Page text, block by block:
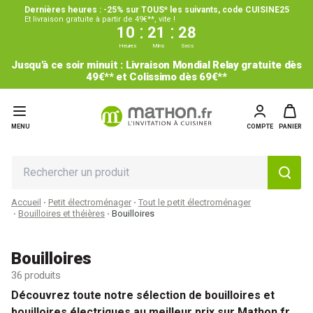
Dernières heures : -25% sur TOUS* les suivants, code CUISINE25
Et livraison gratuite à partir de 49€**, vite !
10 : 21 : 27
Heures Mins Secs
Jusqu'à ce soir minuit : Livraison Mondial Relay gratuite dès
49€** et Colissimo dès 69€**
MENU COMPTE PANIER
Accueil Petit électroménager
Tout le petit électroménager
Bouilloires et théières
Bouilloires
Bouilloires
36 produits
Découvrez toute notre sélection de bouilloires et